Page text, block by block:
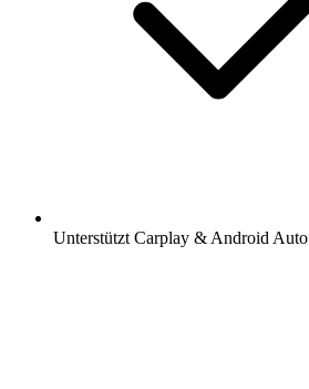
Unterstützt Carplay & Android Auto